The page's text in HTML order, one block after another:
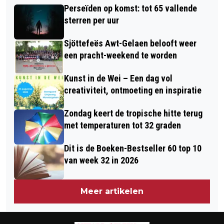
HOOGTEPORTALEN BIJ BRUG
ROOSTEREN EN KELPERBRUG
AANGEHOUDEN NA WILDE
ACHTERVOLGING
Perseïden op komst: tot 65 vallende
sterren per uur
Sjöttefeës Awt-Gelaen belooft weer
een pracht-weekend te worden
Kunst in de Wei – Een dag vol
creativiteit, ontmoeting en inspiratie
Zondag keert de tropische hitte terug
met temperaturen tot 32 graden
Dit is de Boeken-Bestseller 60 top 10
van week 32 in 2026
Meer artikelen